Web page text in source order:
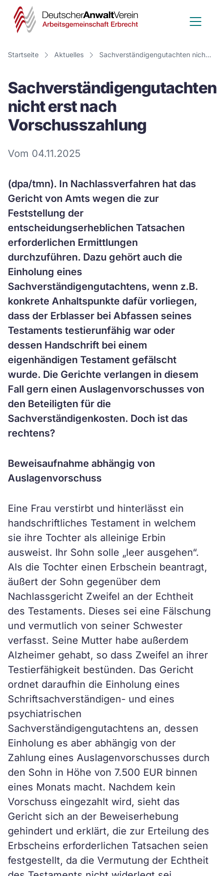
Deutscher
Anwalt
Verein
Startseite Aktuelles Sachverständigengutachten nicht erst nach Vorschusszahlung
Sachverständigengutachten
nicht erst nach
Vorschusszahlung
Vom 04.11.2025
(dpa/tmn). In Nachlassverfahren hat das
Gericht von Amts wegen die zur
Feststellung der
entscheidungserheblichen Tatsachen
erforderlichen Ermittlungen
durchzuführen. Dazu gehört auch die
Einholung eines
Sachverständigengutachtens, wenn z.B.
konkrete Anhaltspunkte dafür vorliegen,
dass der Erblasser bei Abfassen seines
Testaments testierunfähig war oder
dessen Handschrift bei einem
eigenhändigen Testament gefälscht
wurde. Die Gerichte verlangen in diesem
Fall gern einen Auslagenvorschusses von
den Beteiligten für die
Sachverständigenkosten. Doch ist das
rechtens?
Beweisaufnahme abhängig von
Auslagenvorschuss
Eine Frau verstirbt und hinterlässt ein
handschriftliches Testament in welchem
sie ihre Tochter als alleinige Erbin
ausweist. Ihr Sohn solle „leer ausgehen“.
Als die Tochter einen Erbschein beantragt,
äußert der Sohn gegenüber dem
Nachlassgericht Zweifel an der Echtheit
des Testaments. Dieses sei eine Fälschung
und vermutlich von seiner Schwester
verfasst. Seine Mutter habe außerdem
Alzheimer gehabt, so dass Zweifel an ihrer
Testierfähigkeit bestünden. Das Gericht
ordnet daraufhin die Einholung eines
Schriftsachverständigen- und eines
psychiatrischen
Sachverständigengutachtens an, dessen
Einholung es aber abhängig von der
Zahlung eines Auslagenvorschusses durch
den Sohn in Höhe von 7.500 EUR binnen
eines Monats macht. Nachdem kein
Vorschuss eingezahlt wird, sieht das
Gericht sich an der Beweiserhebung
gehindert und erklärt, die zur Erteilung des
Erbscheins erforderlichen Tatsachen seien
festgestellt, da die Vermutung der Echtheit